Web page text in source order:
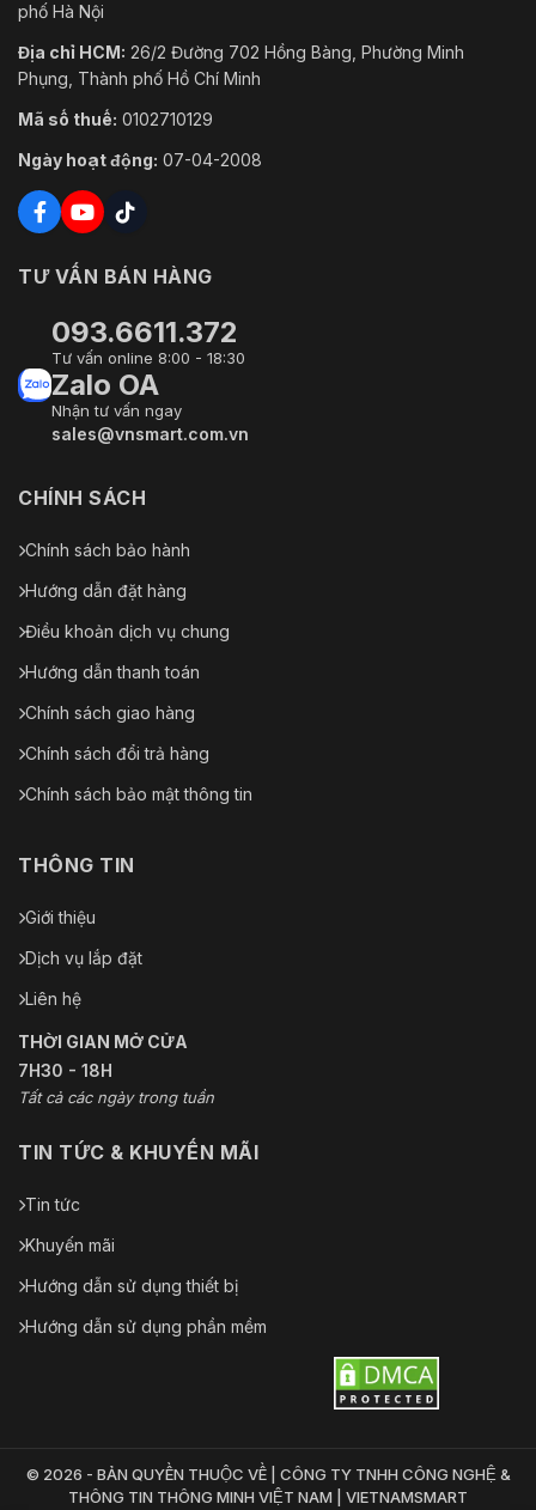
phố Hà Nội
Địa chỉ HCM: 26/2 Đường 702 Hồng Bàng, Phường Minh
Phụng, Thành phố Hồ Chí Minh
Mã số thuế: 0102710129
Ngày hoạt động: 07-04-2008
TƯ VẤN BÁN HÀNG
093.6611.372
Tư vấn online 8:00 - 18:30
Zalo OA
Nhận tư vấn ngay
sales@vnsmart.com.vn
CHÍNH SÁCH
Chính sách bảo hành
Hướng dẫn đặt hàng
Điều khoản dịch vụ chung
Hướng dẫn thanh toán
Chính sách giao hàng
Chính sách đổi trả hàng
Chính sách bảo mật thông tin
THÔNG TIN
Giới thiệu
Dịch vụ lắp đặt
Liên hệ
THỜI GIAN MỞ CỬA
7H30 - 18H
Tất cả các ngày trong tuần
TIN TỨC & KHUYẾN MÃI
Tin tức
Khuyến mãi
Hướng dẫn sử dụng thiết bị
Hướng dẫn sử dụng phần mềm
© 2026 - BẢN QUYỀN THUỘC VỀ | CÔNG TY TNHH CÔNG NGHỆ &
THÔNG TIN THÔNG MINH VIỆT NAM | VIETNAMSMART